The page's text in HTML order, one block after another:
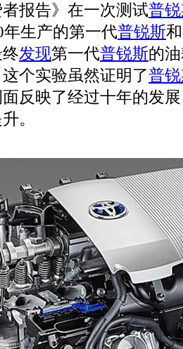
报告》在一次测试普
生产的第一代普锐斯
发现第一代普锐斯的
个实验虽然证明了普
反映了经过十年的发
。